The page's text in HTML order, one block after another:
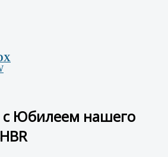
с Юбилеем нашего